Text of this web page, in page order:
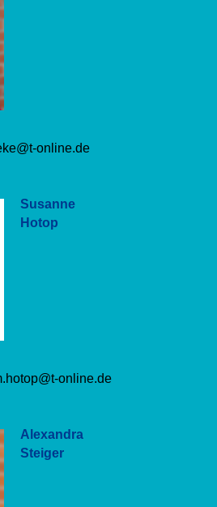
online.de
Susanne
Hotop
online.de
Alexandra
Steiger